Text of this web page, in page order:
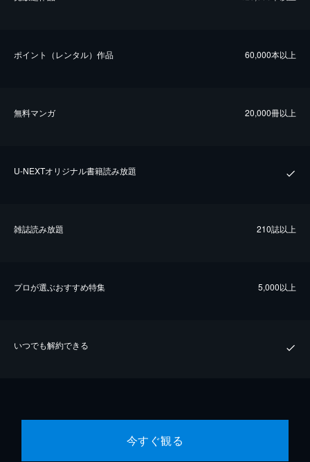
ポイント（レンタル）作品 60,000本以上
無料マンガ 20,000冊以上
U-NEXTオリジナル書籍読み放題
雑誌読み放題 210誌以上
プロが選ぶおすすめ特集 5,000以上
いつでも解約できる
今すぐ観る